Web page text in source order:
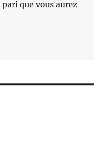
que vous aurez